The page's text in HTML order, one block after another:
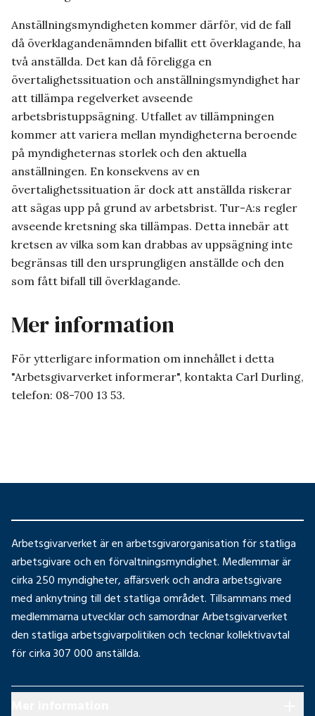
Anställningsmyndigheten kommer därför, vid de fall
då överklagandenämnden bifallit ett överklagande, ha
två anställda. Det kan då föreligga en
övertalighetssituation och anställningsmyndighet har
att tillämpa regelverket avseende
arbetsbristuppsägning. Utfallet av tillämpningen
kommer att variera mellan myndigheterna beroende
på myndigheternas storlek och den aktuella
anställningen. En konsekvens av en
övertalighetssituation är dock att anställda riskerar
att sägas upp på grund av arbetsbrist. Tur-A:s regler
avseende kretsning ska tillämpas. Detta innebär att
kretsen av vilka som kan drabbas av uppsägning inte
begränsas till den ursprungligen anställde och den
som fått bifall till överklagande.
Mer information
För ytterligare information om innehållet i detta
"Arbetsgivarverket informerar", kontakta Carl Durling,
telefon: 08-700 13 53.
Arbetsgivarverket är en arbetsgivarorganisation för statliga
arbetsgivare och en förvaltningsmyndighet. Medlemmar är
cirka 250 myndigheter, affärsverk och andra arbetsgivare
med anknytning till det statliga området. Tillsammans med
medlemmarna utvecklar och samordnar Arbetsgivarverket
den statliga arbetsgivarpolitiken och tecknar kollektivavtal
för cirka 307 000 anställda.